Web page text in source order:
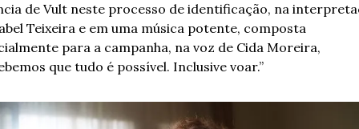
de Vult neste processo de identificação, na
Teixeira e em uma música potente, composta
para a campanha, na voz de Cida Moreira,
que tudo é possível. Inclusive voar.”